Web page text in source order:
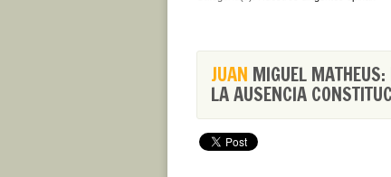
JUAN MIGUEL
LA AUSENCIA